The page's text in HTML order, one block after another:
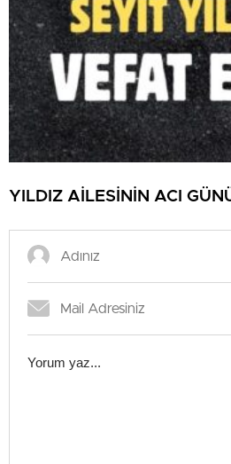
YILDIZ AİLESİNİN ACI